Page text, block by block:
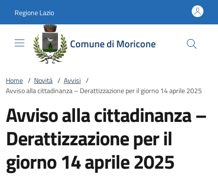
Regione Lazio
Comune di Moricone
Home / Novità / Avvisi /
Avviso alla cittadinanza – Derattizzazione per il giorno 14 aprile 2025
Avviso alla cittadinanza –
Derattizzazione per il
giorno 14 aprile 2025